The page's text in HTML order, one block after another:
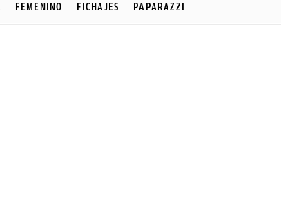
FEMENINO FICHAJES PAPARAZZI